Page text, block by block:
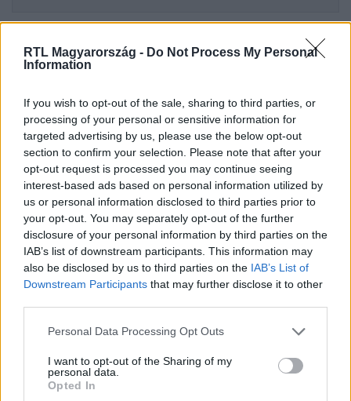
RTL Magyarország - Do Not Process My Personal
Information
If you wish to opt-out of the sale, sharing to third parties, or
processing of your personal or sensitive information for
targeted advertising by us, please use the below opt-out
section to confirm your selection. Please note that after your
opt-out request is processed you may continue seeing
interest-based ads based on personal information utilized by
us or personal information disclosed to third parties prior to
your opt-out. You may separately opt-out of the further
disclosure of your personal information by third parties on the
IAB’s list of downstream participants. This information may
also be disclosed by us to third parties on the IAB’s List of
Downstream Participants that may further disclose it to other
Please note that this website/app uses one or more Google
not limited to your visit or usage behaviour. You may click to
grant or deny consent to Google and its third-party tags to
use your data for below specified purposes in below Google
Personal Data Processing Opt Outs
I want to opt-out of the Sharing of my
personal data.
Opted In
Kövess minket, és értesülj a friss hírekről a
Facebookon is!
Követem
A MI KIS FALUNK #SOROZAT # PAJKASZEG
MALAC #DISZNÓ